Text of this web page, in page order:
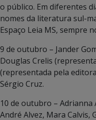
o público. Em diferentes
nomes da literatura sul-
Espaço Leia MS, sempre
9 de outubro – Jander
Douglas Crelis
(representada pela
Sérgio Cruz.
10 de outubro –
André Alvez, Mara